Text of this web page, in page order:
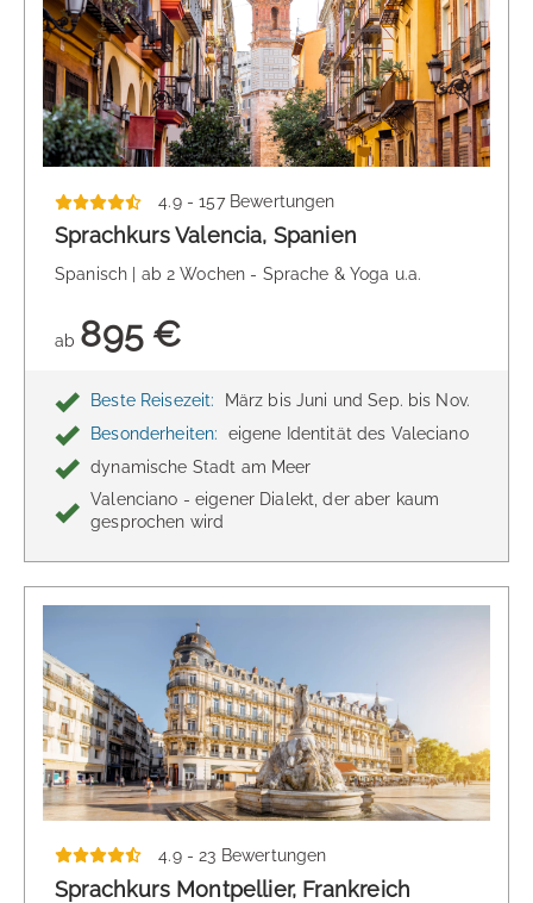
4.9 - 157 Bewertungen
Sprachkurs Valencia, Spanien
Spanisch | ab 2 Wochen - Sprache & Yoga u.a.
ab 895 €
Beste Reisezeit:
März bis Juni und Sep. bis Nov.
Besonderheiten:
eigene Identität des Valeciano
dynamische Stadt am Meer
Valenciano - eigener Dialekt, der aber kaum
gesprochen wird
4.9 - 23 Bewertungen
Sprachkurs Montpellier, Frankreich